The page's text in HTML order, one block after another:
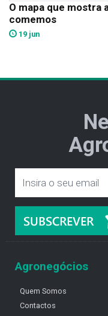
O mapa que mostra
comemos
19 jun
Agronegócios
Quem Somos
Contactos